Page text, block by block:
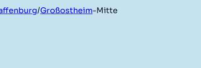
/Großostheim-Mitte